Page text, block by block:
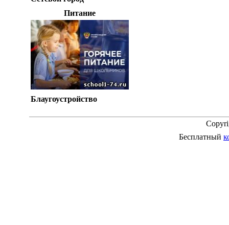
Питание
Блаугоустройство
Бесплатный